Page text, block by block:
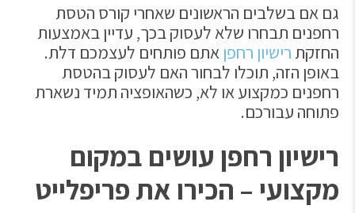
גם אם בשלבים הראשונים שאחרי קורס הטסת
רחפנים תבחרו שלא לעסוק בכך, עדיין באמצעות
החזקתרישיון רחפןאתם פותחים לעצמכם דלת.
באופן הזה, תוכלו לבחור האם לעסוק בהטסת
רחפנים כמקצוע או לא, כשהאופציה תמיד נשארת
פתוחה עבורכם.
רישיון רחפן עושים במקום
מקצועי – הכירו את פריפלייט